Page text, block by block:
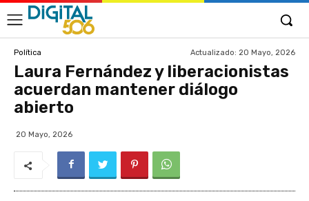
Política Actualizado: 20 Mayo, 2026
Laura Fernández y liberacionistas
acuerdan mantener diálogo
abierto
20 Mayo, 2026